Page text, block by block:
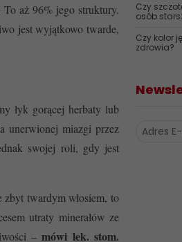
aż 96% jego struktury.
jest wyjątkowo twarde,
łyk gorącej herbaty lub
unerwionej miazgi przez
swojej roli, gdy jest
twardym włosiem, to
utraty minerałów ze
–mówi lek. stom.
Czy
osób
Czy kolor
zdrowia?